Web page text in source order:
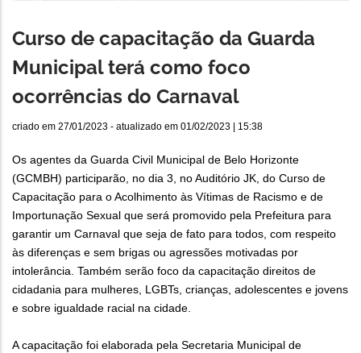
Curso de capacitação da Guarda
Municipal terá como foco
ocorrências do Carnaval
criado em 27/01/2023 - atualizado em 01/02/2023 | 15:38
Os agentes da Guarda Civil Municipal de Belo Horizonte
(GCMBH) participarão, no dia 3, no Auditório JK, do Curso de
Capacitação para o Acolhimento às Vítimas de Racismo e de
Importunação Sexual que será promovido pela Prefeitura para
garantir um Carnaval que seja de fato para todos, com respeito
às diferenças e sem brigas ou agressões motivadas por
intolerância. Também serão foco da capacitação direitos de
cidadania para mulheres, LGBTs, crianças, adolescentes e jovens
e sobre igualdade racial na cidade.
A capacitação foi elaborada pela Secretaria Municipal de